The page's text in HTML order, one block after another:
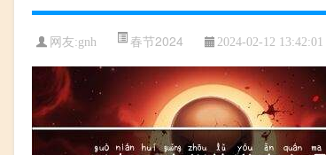
网友:gnh 春节2024 2024-02-12 13:42:01